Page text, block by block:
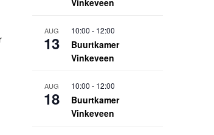
Vinkeveen
AUG
13
10:00 - 12:00
Buurtkamer
Vinkeveen
AUG
18
10:00 - 12:00
Buurtkamer
Vinkeveen